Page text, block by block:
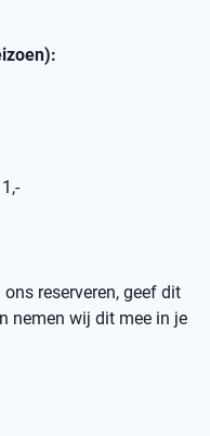
reserveren, geef dit
nemen wij dit mee in je